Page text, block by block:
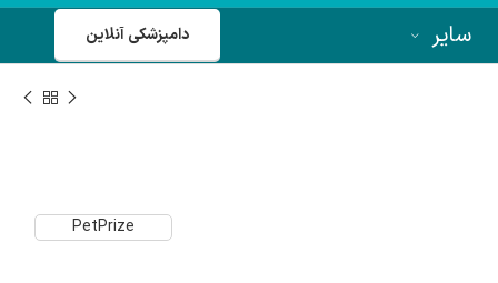
سایر دامپزشکی آنلاین
PetPrize